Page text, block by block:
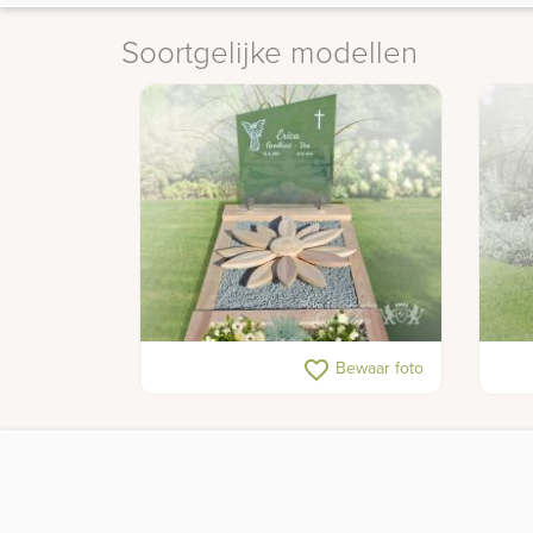
Soortgelijke modellen
Grafmonument van hout en glas
favorite_border Bewaar foto